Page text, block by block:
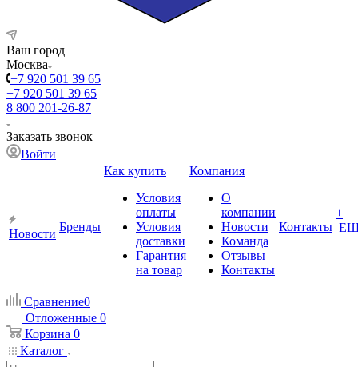
Ваш город
Москва
+7 920 501 39 65
+7 920 501 39 65
8 800 201-26-87
Заказать звонок
Войти
Новости
Бренды
Как купить
Условия
оплаты
Условия
доставки
Гарантия
на товар
Компания
О
компании
Новости
Команда
Отзывы
Контакты
Контакты
+
Сравнение0
Отложенные 0
Корзина 0
Каталог